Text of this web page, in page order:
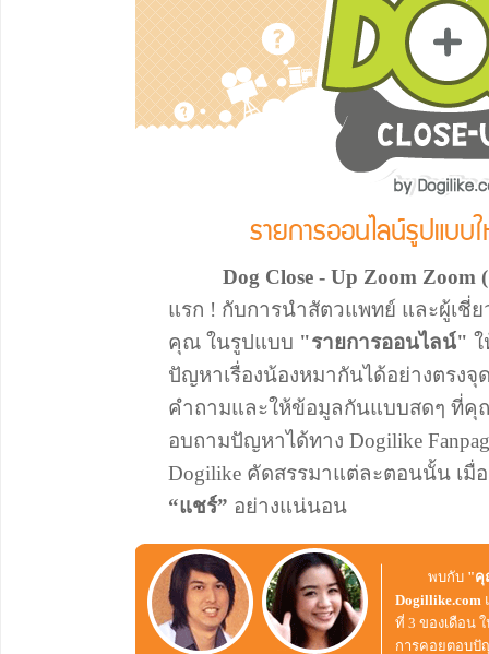
รายการออนไลน์รูปแบบ
Dog Close - Up Zoom Zoom
แรก ! กับการนำสัตวแพทย์ และผู้เชี่
คุณ ในรูปแบบ "รายการออนไลน์"
ปัญหาเรื่องน้องหมากันได้อย่างตรง
คำถามและให้ข้อมูลกันแบบสดๆ ที่คุ
อบถามปัญหาได้ทาง Dogilike
Dogilike คัดสรรมาแต่ละตอนนั้น เมื่
“แชร์” อย่างแน่นอน
พบกับ "คุ
Dogillike.com
ที่ 3 ของเดือน
การคอยตอบปั